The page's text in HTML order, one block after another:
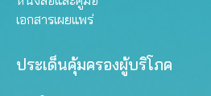
เอกสารเผยแพร่
ประเด็นคุ้มครองผู้บริโภค